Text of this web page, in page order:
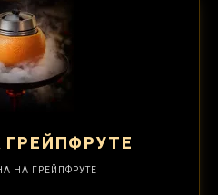
ГРЕЙПФРУТЕ
НА ГРЕЙПФРУТЕ